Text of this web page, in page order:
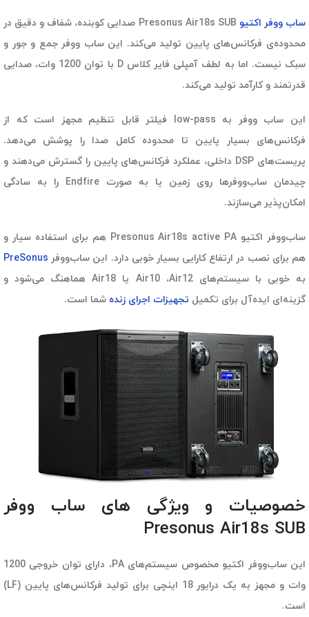
ساب ووفر اکتیو
Presonus Air18s SUB صدایی کوبنده، شفاف و دقیق در
محدوده‌ی فرکانس‌های پایین تولید می‌کند. این ساب ووفر جمع و جور و
سبک نیست. اما به لطف آمپلی فایر کلاس D با توان 1200 وات، صدایی
قدرتمند و کارآمد تولید می‌کند.
این ساب ووفر به low-pass فیلتر قابل تنظیم مجهز است که از
فرکانس‌های بسیار پایین تا محدوده کامل صدا را پوشش می‌دهد.
پریست‌های DSP داخلی، عملکرد فرکانس‌های پایین را گسترش می‌دهند و
چیدمان ساب‌ووفرها روی زمین یا به صورت Endfire را به سادگی
امکان‌پذیر می‌سازند.
ساب‌ووفر اکتیو Presonus Air18s active PA هم برای استفاده سیار و
هم برای نصب در ارتفاع کارایی بسیار خوبی دارد. این ساب‌ووفر PreSonus
به خوبی با سیستم‌های Air10 ،Air12 یا Air18 هماهنگ می‌شود و
گزینه‌ای ایده‌آل برای تکمیل تجهیزات اجرای زنده شما است.
خصوصیات و ویژگی های ساب ووفر
Presonus Air18s SUB
این ساب‌ووفر اکتیو مخصوص سیستم‌های PA، دارای توان خروجی 1200
وات و مجهز به یک درایور 18 اینچی برای تولید فرکانس‌های پایین (LF)
است.